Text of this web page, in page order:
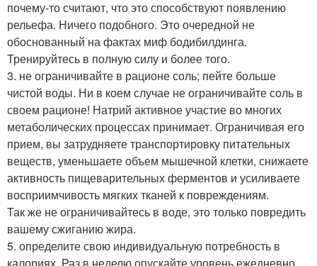
почему-то считают, что это способствуют появлению
рельефа. Ничего подобного. Это очередной не
обоснованный на фактах миф бодибилдинга.
Тренируйтесь в полную силу и более того.
3. не ограничивайте в рационе соль; пейте больше
чистой воды. Ни в коем случае не ограничивайте соль в
своем рационе! Натрий активное участие во многих
метаболических процессах принимает. Ограничивая его
прием, вы затрудняете транспортировку питательных
веществ, уменьшаете объем мышечной клетки, снижаете
активность пищеварительных ферментов и усиливаете
восприимчивость мягких тканей к повреждениям.
Так же не ограничивайтесь в воде, это только повредить
вашему сжиганию жира.
5. определите свою индивидуальную потребность в
калориях. Раз в неделю опускайте уровень ежедневно